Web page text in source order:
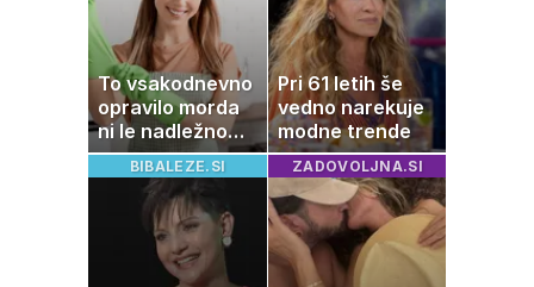
To vsakodnevno
opravilo morda
ni le nadležno
delo, pomaga
lahko tudi
vašemu srcu
Pri 61 letih še
vedno narekuje
modne trende
BIBALEZE.SI ZADOVOLJNA.SI